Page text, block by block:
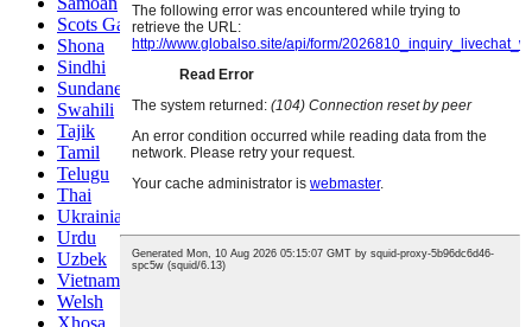
Scots Gaelic
Shona
Sindhi
Sundanese
Swahili
Tajik
Tamil
Telugu
Thai
Ukrainian
Urdu
Uzbek
Vietnamese
Welsh